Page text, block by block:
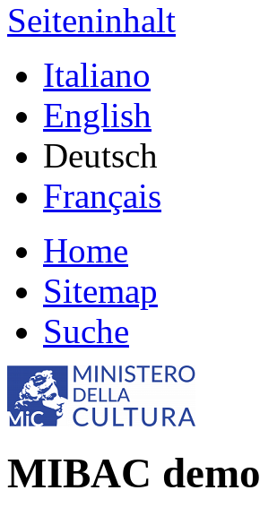
Seiteninhalt
Italiano
English
Deutsch
Français
Home
Sitemap
Suche
MIBAC demo